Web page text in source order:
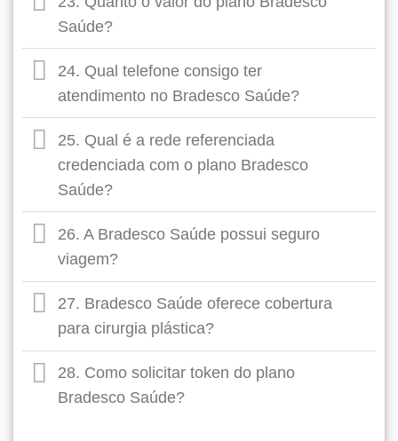
Saúde?
24. Qual telefone consigo ter
atendimento no Bradesco Saúde?
25. Qual é a rede referenciada
credenciada com o plano Bradesco
Saúde?
26. A Bradesco Saúde possui seguro
viagem?
27. Bradesco Saúde oferece cobertura
para cirurgia plástica?
28. Como solicitar token do plano
Bradesco Saúde?